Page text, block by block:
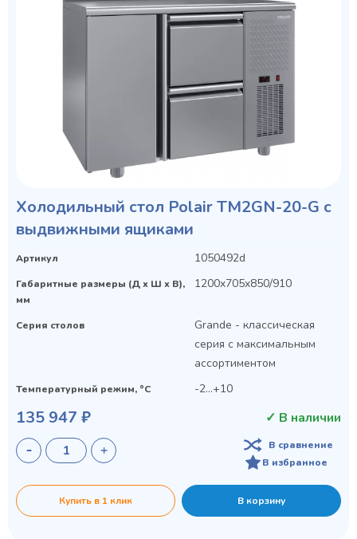
Холодильный стол Polair TM2GN-20-G с
выдвижными ящиками
Артикул 1050492d
Габаритные размеры (Д х Ш х В),
мм
1200x705x850/910
Серия столов
Grande - классическая
серия с максимальным
ассортиментом
Температурный режим, °C -2...+10
135 947 ₽ ✓ В наличии
В сравнение
В избранное
Купить в 1 клик В корзину